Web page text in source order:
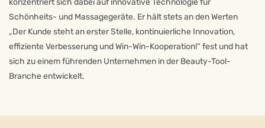
Schönheits- und Massagegeräte. Er hält stets an den Werten
„Der Kunde steht an erster Stelle, kontinuierliche Innovation,
effiziente Verbesserung und Win-Win-Kooperation!“ fest und hat
sich zu einem führenden Unternehmen in der Beauty-Tool-
Branche entwickelt.